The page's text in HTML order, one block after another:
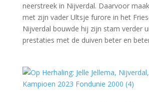
neerstreek in Nijverdal. Daarvoor
met zijn vader Ultsje furore in het
Nijverdal bouwde hij zijn stam verder
prestaties met de duiven beter en